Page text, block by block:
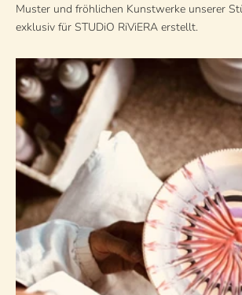
Muster und fröhlichen Kunstwerke unserer
exklusiv für STUDiO RiViERA erstellt.